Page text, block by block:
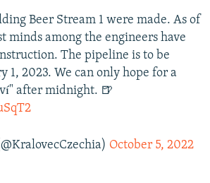
Beer Stream 1 were made. As of
minds among the engineers have
The pipeline is to be
1, 2023. We can only hope for a
after midnight. 🍺
October 5, 2022